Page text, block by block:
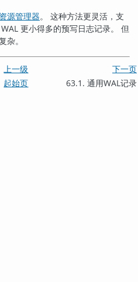
源管理器。 这种方法更灵活，支
更小得多的预写日志记录。 但
杂。
上一级
下一页
起始页 63.1. 通用WAL记录